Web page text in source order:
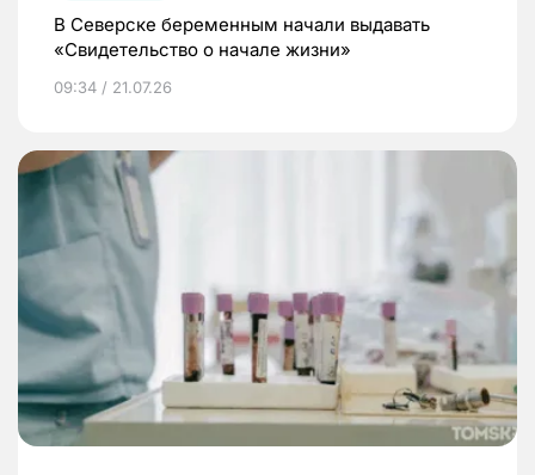
В Северске беременным начали выдавать
«Свидетельство о начале жизни»
09:34 / 21.07.26